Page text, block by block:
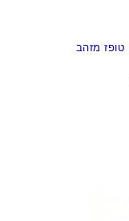
טופז מזהב